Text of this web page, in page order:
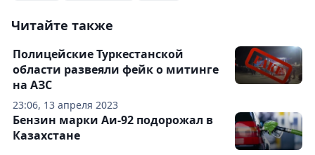
Читайте также
23:06, 13 апреля 2023
Полицейские Туркестанской
области развеяли фейк о митинге
на АЗС
Бензин марки Аи-92 подорожал в
Казахстане